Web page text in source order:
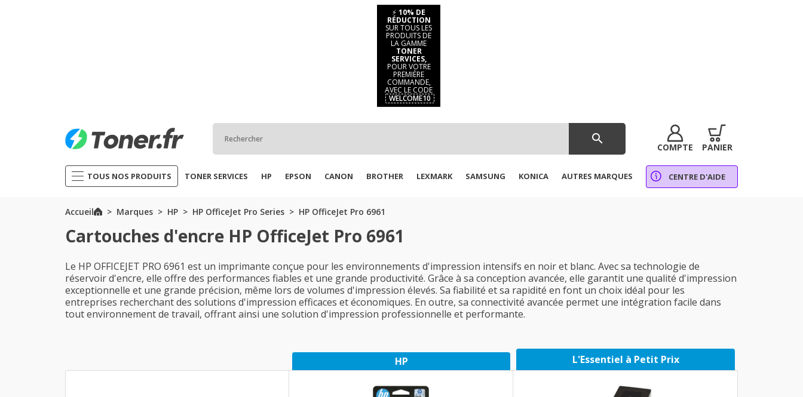
⚡ 10% DE
RÉDUCTION
SUR TOUS LES
PRODUITS DE
LA GAMME
TONER
SERVICES,
POUR VOTRE
PREMIÈRE
COMMANDE,
AVEC LE CODE
WELCOME10
search
COMPTE PANIER
TOUS NOS PRODUITS TONER SERVICES HP EPSON CANON BROTHER LEXMARK SAMSUNG KONICA AUTRES MARQUES CENTRE D'AIDE
Accueil Marques HP HP OfficeJet Pro Series HP OfficeJet Pro 6961
Cartouches d'encre HP OfficeJet Pro 6961
Le HP OFFICEJET PRO 6961 est un imprimante conçue pour les environnements d'impression intensifs en noir et blanc. Avec sa technologie de
réservoir d'encre, elle offre des performances fiables et une grande productivité. Grâce à sa conception avancée, elle garantit une qualité d'impression
exceptionnelle et une grande précision, même lors de volumes d'impression élevés. Sa fiabilité et sa rapidité en font un choix idéal pour les
entreprises recherchant des solutions d'impression efficaces et économiques. En outre, sa connectivité avancée permet une intégration facile dans
tout environnement de travail, offrant ainsi une solution d'impression professionnelle et performante.
HP L'Essentiel à Petit Prix